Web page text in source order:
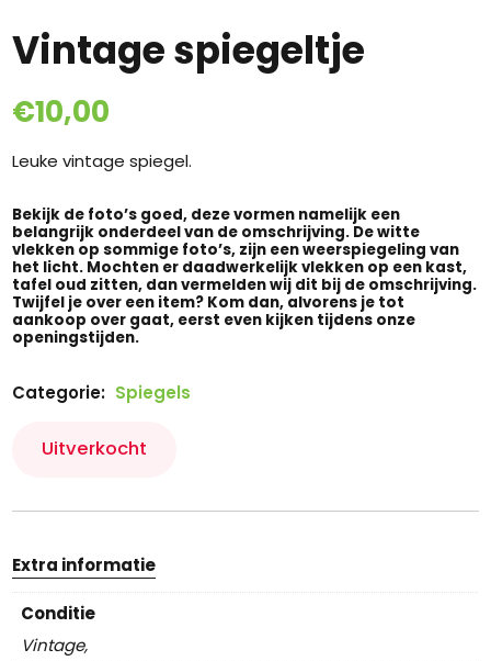
Vintage spiegeltje
€10,00
Leuke vintage spiegel.
Bekijk de foto’s goed, deze vormen namelijk een
belangrijk onderdeel van de omschrijving. De witte
vlekken op sommige foto’s, zijn een weerspiegeling van
het licht. Mochten er daadwerkelijk vlekken op een kast,
tafel oud zitten, dan vermelden wij dit bij de omschrijving.
Twijfel je over een item? Kom dan, alvorens je tot
aankoop over gaat, eerst even kijken tijdens onze
openingstijden.
Uitverkocht
Categorie: Spiegels
Extra informatie
Conditie
Vintage,